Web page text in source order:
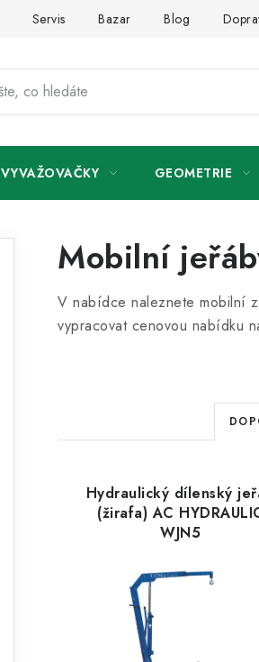
Servis Bazar Blog
VYVAŽOVAČKY GEOMETRIE
Mobilní
V nabídce naleznete mobilní
vypracovat cenovou nabídku
Ř
a
z
e
í
Hydraulický dílenský
(žirafa) AC
WJN5